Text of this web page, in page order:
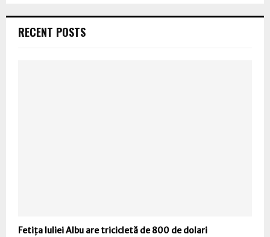
RECENT POSTS
Fetița Iuliei Albu are tricicletă de 800 de dolari